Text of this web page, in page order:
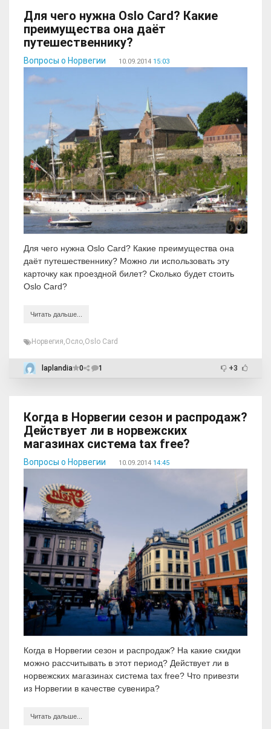
Для чего нужна Oslo Card? Какие
преимущества она даёт
путешественнику?
Вопросы о Норвегии 10.09.2014 15:03
Для чего нужна Oslo Card? Какие преимущества она
даёт путешественнику? Можно ли использовать эту
карточку как проездной билет? Сколько будет стоить
Oslo Card?
Читать дальше...
Норвегия,Осло,Oslo Card
laplandia 0 1 +3
Когда в Норвегии сезон и распродаж?
Действует ли в норвежских
магазинах система tax free?
Вопросы о Норвегии 10.09.2014 14:45
Когда в Норвегии сезон и распродаж? На какие скидки
можно рассчитывать в этот период? Действует ли в
норвежских магазинах система tax free? Что привезти
из Норвегии в качестве сувенира?
Читать дальше...